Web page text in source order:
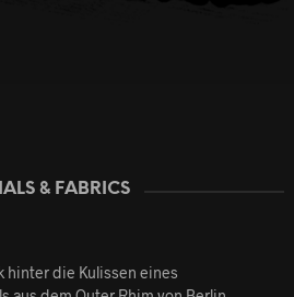
& FABRICS
hinter die Kulissen eines